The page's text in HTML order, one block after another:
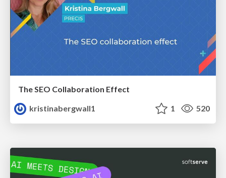
The SEO Collaboration Effect
kristinabergwall1
1 520